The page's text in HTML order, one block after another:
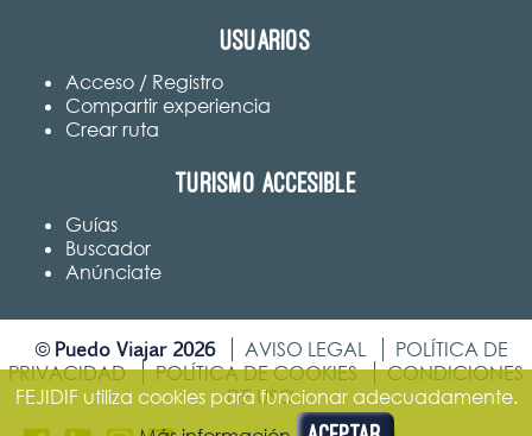
Usuarios
Acceso / Registro
Compartir experiencia
Crear ruta
Turismo accesible
Guías
Buscador
Anúnciate
© Puedo Viajar 2026 AVISO LEGAL
POLÍTICA DE
PRIVACIDAD
POLÍTICA DE COOKIES
CONDICIONES
DE USO
FEJIDIF utiliza cookies para funcionar adecuadamente.